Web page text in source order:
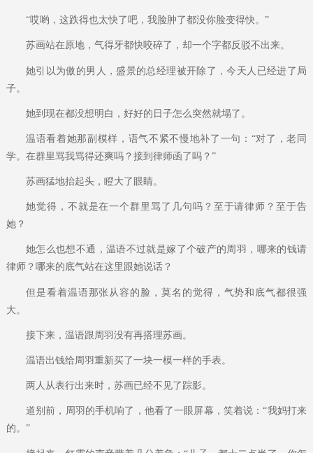
“哎哟，这跌得也太快了吧，我脸肿了都没你脸变得快。”
苏画站在原地，气得牙都快咬碎了，却一个字都反驳不出来。
她引以为傲的男人，盛景的总经理被开除了，今天人已经进了局
子。
她到现在都没想明白，好好的日子怎么突然就塌了。
温语看着她那副模样，语气不紧不慢地补了一句：“对了，老同
学。在群里骂我骂得还爽吗？接到律师函了吗？”
苏画猛地抬起头，瞪大了眼睛。
她觉得，不就是在一个群里骂了几句吗？至于请律师？至于告
她？
她怎么也想不通，温语不过就是嫁了个破产的周羽，哪来的钱请
律师？哪来的底气站在这里跟她说话？
但是看着温语那张从容的脸，莫名的觉得，气势和底气都很强
大。
接下来，温语跟周羽没有再搭理苏画。
温语出钱给周羽重新买了一块一模一样的手表。
两人从表行出来时，苏画已经不见了踪影。
道别前，周羽的手机响了，他看了一眼屏幕，笑着说：“我妈打来
的。”